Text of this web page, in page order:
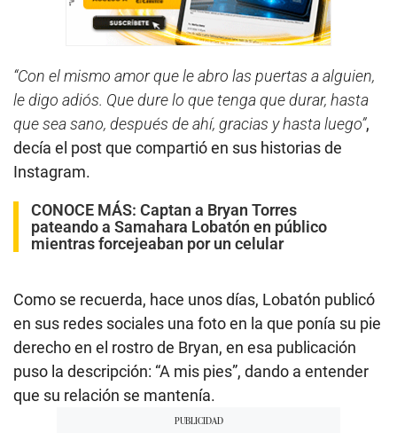
“Con el mismo amor que le abro las puertas a alguien,
le digo adiós. Que dure lo que tenga que durar, hasta
que sea sano, después de ahí, gracias y hasta luego”,
decía el post que compartió en sus historias de
Instagram.
CONOCE MÁS: Captan a Bryan Torres
pateando a Samahara Lobatón en público
mientras forcejeaban por un celular
Como se recuerda, hace unos días, Lobatón publicó
en sus redes sociales una foto en la que ponía su pie
derecho en el rostro de Bryan, en esa publicación
puso la descripción: “A mis pies”, dando a entender
que su relación se mantenía.